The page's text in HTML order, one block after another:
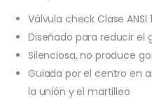
Válvula check Clase ANSI
Diseñado para reducir el
Silenciosa, no produce
Guiada por el centro en
la unión y el martilleo